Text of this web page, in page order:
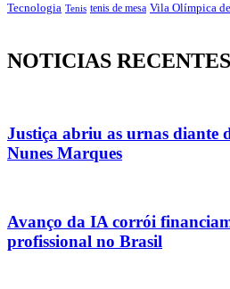
Tecnologia Tenis tenis de mesa Vila Olímpica
NOTICIAS RECENTES
Justiça abriu as urnas diante
Nunes Marques
Avanço da IA corrói
profissional no Brasil